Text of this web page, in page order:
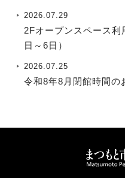
2026.07.29
2Fオープンスペース
日～6日）
2026.07.25
令和8年8月閉館時間の